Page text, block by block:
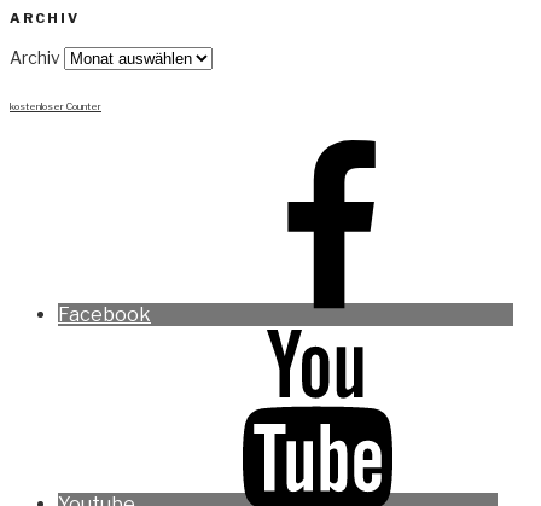
ARCHIV
Archiv
kostenloser Counter
Facebook